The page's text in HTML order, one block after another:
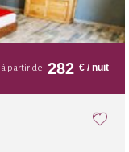
à partir de 282 € / nuit